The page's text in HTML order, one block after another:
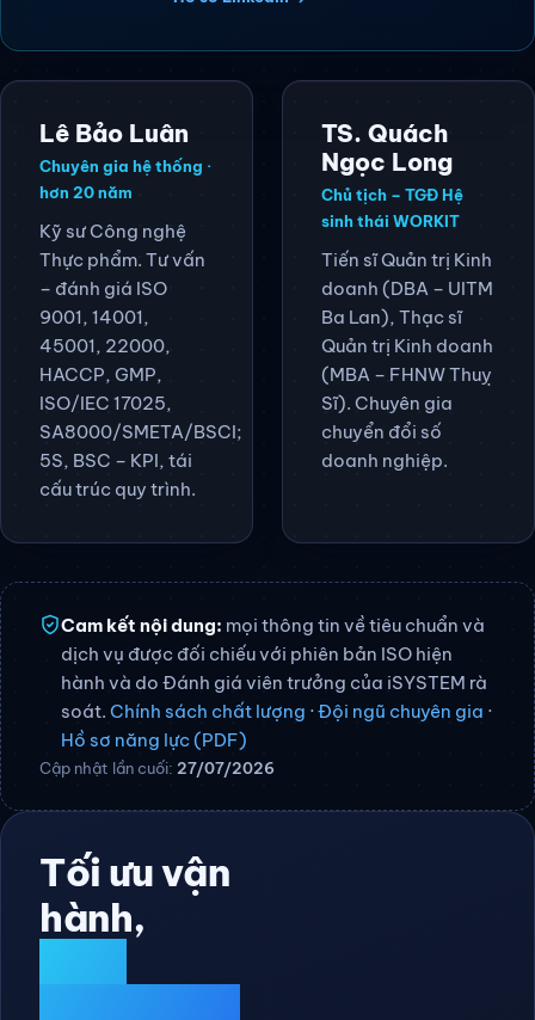
Hồ sơ LinkedIn →
Lê Bảo Luân
Chuyên gia hệ thống ·
hơn 20 năm
Kỹ sư Công nghệ
Thực phẩm. Tư vấn
– đánh giá ISO
9001, 14001,
45001, 22000,
HACCP, GMP,
ISO/IEC 17025,
5S, BSC – KPI, tái
cấu trúc quy trình.
TS. Quách
Ngọc Long
Chủ tịch – TGĐ Hệ
sinh thái WORKIT
Tiến sĩ Quản trị Kinh
doanh (DBA – UITM
Ba Lan), Thạc sĩ
Quản trị Kinh doanh
(MBA – FHNW Thuỵ
doanh nghiệp.
Cam kết nội dung:mọi thông tin về tiêu chuẩn và
dịch vụ được đối chiếu với phiên bản ISO hiện
hành và do Đánh giá viên trưởng của iSYSTEM rà
Cập nhật lần cuối: 27/07/2026